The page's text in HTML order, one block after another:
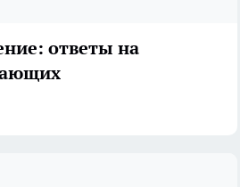
ответы на